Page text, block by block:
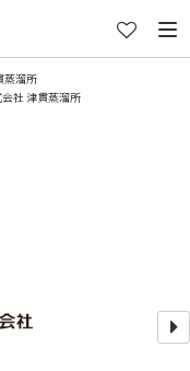
蒸溜所
社 津貫蒸溜所